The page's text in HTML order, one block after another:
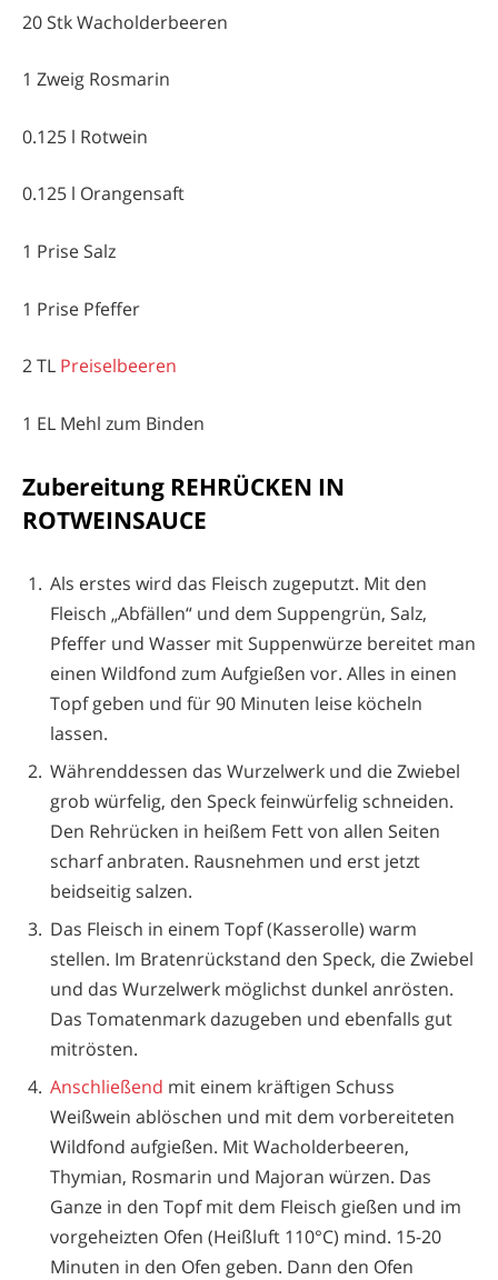
20 Stk Wacholderbeeren
1 Zweig Rosmarin
0.125 l Rotwein
0.125 l Orangensaft
1 Prise Salz
1 Prise Pfeffer
2 TL Preiselbeeren
1 EL Mehl zum Binden
Zubereitung REHRÜCKEN IN
ROTWEINSAUCE
Als erstes wird das Fleisch zugeputzt. Mit den
Fleisch „Abfällen“ und dem Suppengrün, Salz,
Pfeffer und Wasser mit Suppenwürze bereitet man
einen Wildfond zum Aufgießen vor. Alles in einen
Topf geben und für 90 Minuten leise köcheln
lassen.
Währenddessen das Wurzelwerk und die Zwiebel
grob würfelig, den Speck feinwürfelig schneiden.
Den Rehrücken in heißem Fett von allen Seiten
scharf anbraten. Rausnehmen und erst jetzt
beidseitig salzen.
Das Fleisch in einem Topf (Kasserolle) warm
stellen. Im Bratenrückstand den Speck, die Zwiebel
und das Wurzelwerk möglichst dunkel anrösten.
Das Tomatenmark dazugeben und ebenfalls gut
mitrösten.
Anschließend mit einem kräftigen Schuss
Weißwein ablöschen und mit dem vorbereiteten
Wildfond aufgießen. Mit Wacholderbeeren,
Thymian, Rosmarin und Majoran würzen. Das
Ganze in den Topf mit dem Fleisch gießen und im
vorgeheizten Ofen (Heißluft 110°C) mind. 15-20
Minuten in den Ofen geben. Dann den Ofen